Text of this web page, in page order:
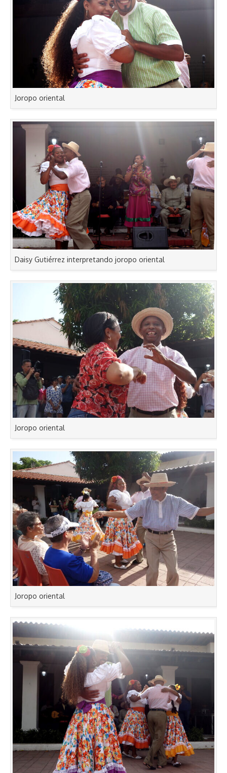
Joropo oriental
Daisy Gutiérrez interpretando joropo oriental
Joropo oriental
Joropo oriental